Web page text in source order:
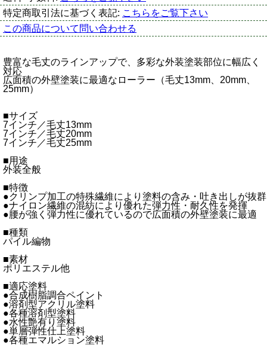
特定商取引法に基づく表記: こちらをご覧下さい
この商品について問い合わせる
豊富な毛丈のラインアップで、多彩な外装塗装部位に幅広く
対応
広面積の外壁塗装に最適なローラー（毛丈13mm、20mm、
25mm）
■サイズ
7インチ／毛丈13mm
7インチ／毛丈20mm
7インチ／毛丈25mm
■用途
外装全般
■特徴
●クリンプ加工の特殊繊維により塗料の含み・吐き出しが抜群
●ナイロン繊維の混紡により優れた弾力性・耐久性を発揮
●腰が強く弾力性に優れているので広面積の外壁塗装に最適
■種類
パイル編物
■素材
ポリエステル他
■適応塗料
●合成樹脂調合ペイント
●溶剤型アクリル塗料
●各種溶剤型塗料
●水性艶有り塗料
●単層弾性仕上塗料
●各種エマルション塗料